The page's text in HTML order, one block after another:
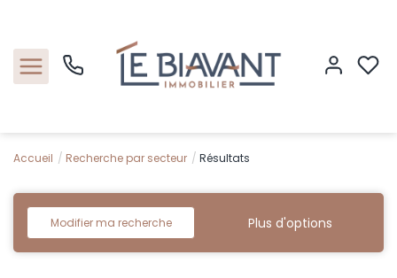
Nos biens
Accueil Recherche par secteur Résultats
Modifier ma recherche Plus d'options